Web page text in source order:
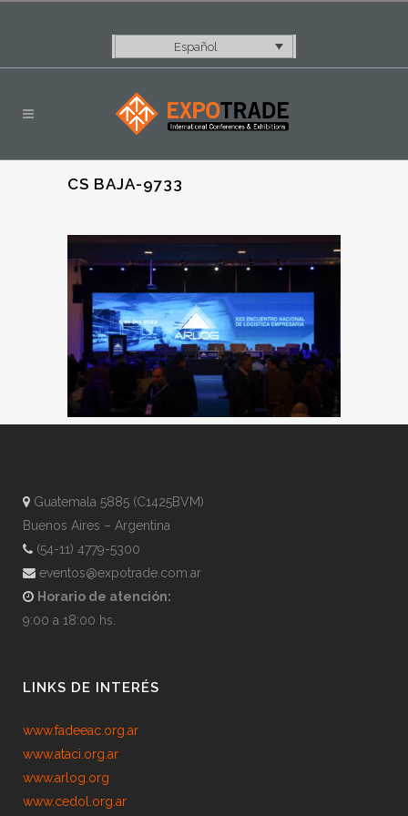
Español
CS BAJA-9733
Guatemala 5885 (C1425BVM)
Buenos Aires – Argentina
(54-11) 4779-5300
eventos@expotrade.com.ar
Horario de atención:
9:00 a 18:00 hs.
LINKS DE INTERÉS
www.fadeeac.org.ar
www.ataci.org.ar
www.arlog.org
www.cedol.org.ar